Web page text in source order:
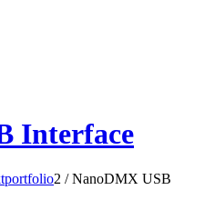
Interface
2 / NanoDMX USB